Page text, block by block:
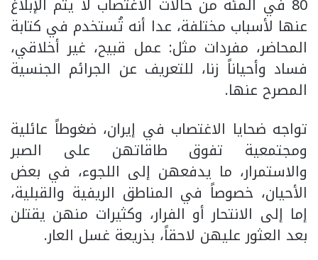
عنها لأسباب مختلفة، عدا أنه تُستخدم في كتابة
المحاضر، مفردات مثل: عمل قبيح، غير أخلاقي،
فساد وأحياناً زنا، للتعريف عن الجرائم الجنسية
المصرح عنها.
تواجه ضحايا الاغتصاب في إيران، ضغوطاً عائلية
ومجتمعية تفوق طاقاتهن على الصبر
والاستمرار، ما يدفعهن إلى اللجوء، في بعض
الأحيان، خصوصاً في المناطق الريفية والقبلية،
إما إلى الانتحار أو الفرار، وكثيرات منهن يقتلن
بعد العثور عليهن لاحقاً، بذريعة غسل العار.